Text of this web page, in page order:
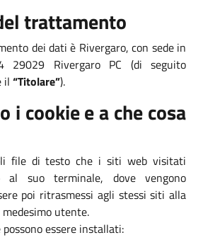
trattamento
dei dati è Rivergaro, con sede in
29029 Rivergaro PC (di seguito
il “Titolare”).
i cookie e a che cosa
file di testo che i siti web visitati
al suo terminale, dove vengono
poi ritrasmessi agli stessi siti alla
utente.
essere installati: